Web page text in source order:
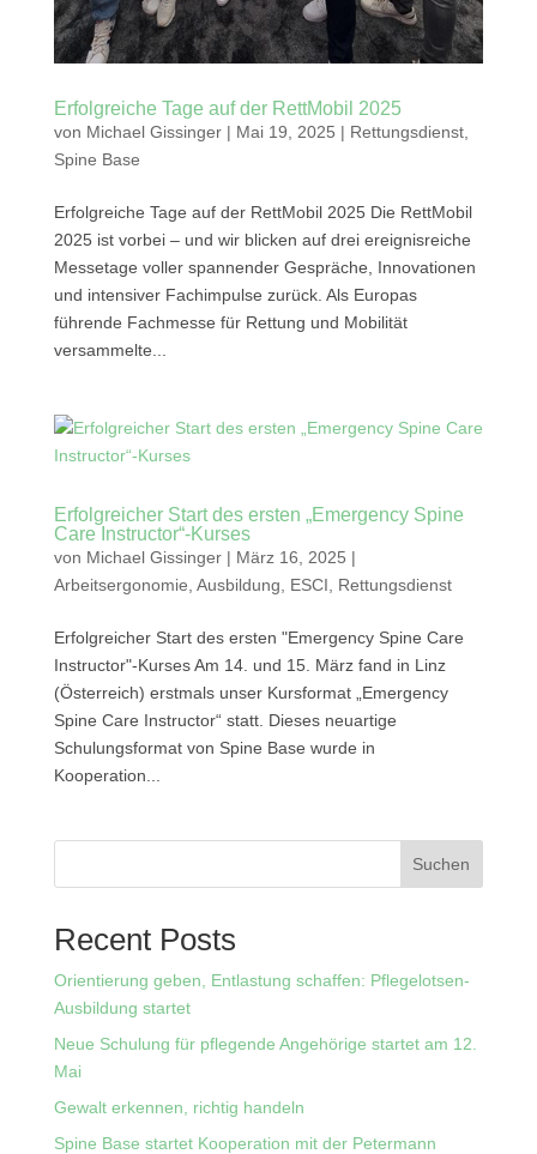
Erfolgreiche Tage auf der RettMobil 2025
von Michael Gissinger| Mai 19, 2025 | Rettungsdienst,
Spine Base
Erfolgreiche Tage auf der RettMobil 2025 Die RettMobil
2025 ist vorbei – und wir blicken auf drei ereignisreiche
Messetage voller spannender Gespräche, Innovationen
und intensiver Fachimpulse zurück. Als Europas
führende Fachmesse für Rettung und Mobilität
versammelte...
Erfolgreicher Start des ersten „Emergency Spine
Care Instructor“-Kurses
von Michael Gissinger| März 16, 2025 |
Arbeitsergonomie Ausbildung ESCI Rettungsdienst
Erfolgreicher Start des ersten "Emergency Spine Care
Instructor"-Kurses Am 14. und 15. März fand in Linz
(Österreich) erstmals unser Kursformat „Emergency
Spine Care Instructor“ statt. Dieses neuartige
Schulungsformat von Spine Base wurde in
Kooperation...
Suchen
Recent Posts
Orientierung geben, Entlastung schaffen: Pflegelotsen-
Ausbildung startet
Neue Schulung für pflegende Angehörige startet am 12.
Mai
Gewalt erkennen, richtig handeln
Spine Base startet Kooperation mit der Petermann